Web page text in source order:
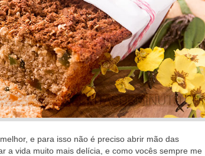
e para isso não é preciso abrir mão das
a vida muito mais delícia, e como vocês sempre me